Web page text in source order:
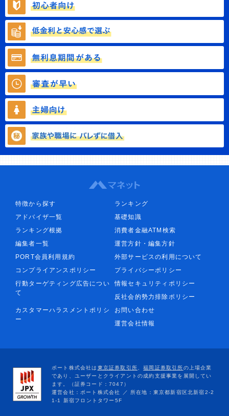
特徴から探す
ランキング
アドバイザ一覧
基礎知識
ランキング根拠
消費者金融ATM検索
編集者一覧
運営方針・編集方針
PORT会員利用規約
外部サービスの利用について
コンプライアンスポリシー
プライバシーポリシー
行動ターゲティング広告につい
て
情報セキュリティポリシー
反社会的勢力排除ポリシー
カスタマーハラスメントポリシ
ー
お問い合わせ
運営会社情報